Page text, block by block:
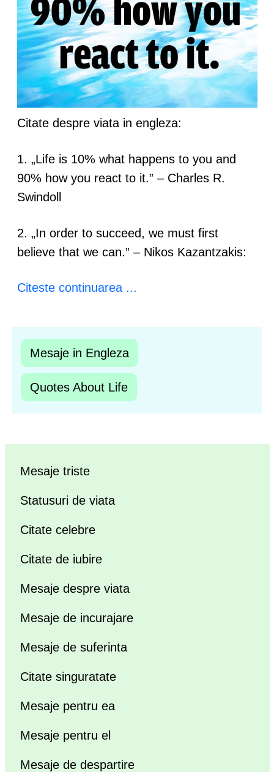
Citate despre viata in engleza:
1. „Life is 10% what happens to you and
90% how you react to it.” – Charles R.
Swindoll
2. „In order to succeed, we must first
believe that we can.” – Nikos Kazantzakis:
Citeste continuarea ...
Mesaje in Engleza
Quotes About Life
Mesaje triste
Statusuri de viata
Citate celebre
Citate de iubire
Mesaje despre viata
Mesaje de incurajare
Mesaje de suferinta
Citate singuratate
Mesaje pentru ea
Mesaje pentru el
Mesaje de despartire